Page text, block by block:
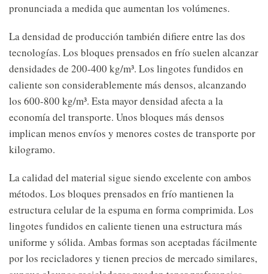
pronunciada a medida que aumentan los volúmenes.
La densidad de producción también difiere entre las dos
tecnologías. Los bloques prensados en frío suelen alcanzar
densidades de 200-400 kg/m³. Los lingotes fundidos en
caliente son considerablemente más densos, alcanzando
los 600-800 kg/m³. Esta mayor densidad afecta a la
economía del transporte. Unos bloques más densos
implican menos envíos y menores costes de transporte por
kilogramo.
La calidad del material sigue siendo excelente con ambos
métodos. Los bloques prensados en frío mantienen la
estructura celular de la espuma en forma comprimida. Los
lingotes fundidos en caliente tienen una estructura más
uniforme y sólida. Ambas formas son aceptadas fácilmente
por los recicladores y tienen precios de mercado similares,